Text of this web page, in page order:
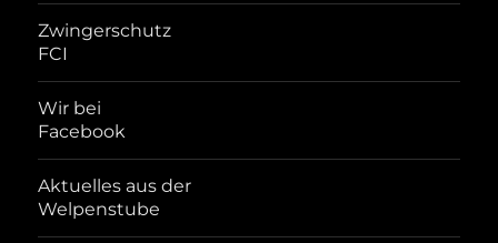
Zwingerschutz
FCI
Wir bei
Facebook
Aktuelles aus der
Welpenstube